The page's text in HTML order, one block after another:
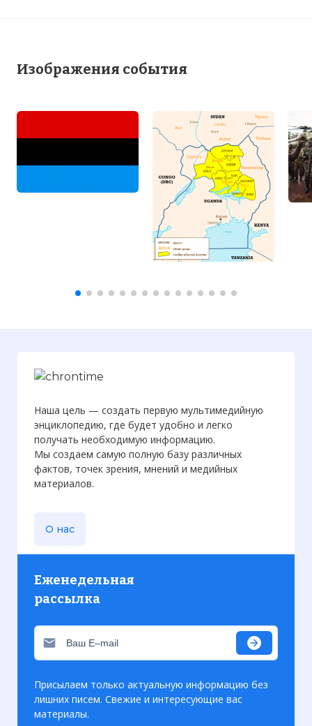
Изображения события
☓
себя пророком и гласом Святого Духа,
моральным преемником Элис Лаквены,
присвоившим себе титул генерал-
майора.
Фото статьи:
Наша цель — создать первую мультимедийную
энциклопедию, где будет удобно и легко
получать необходимую информацию.
Мы создаем самую полную базу различных
фактов, точек зрения, мнений и медийных
материалов.
О нас
Еженедельная
рассылка
Присылаем только актуальную информацию без
лишних писем. Свежие и интересующие вас
материалы.